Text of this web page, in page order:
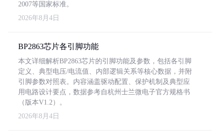
2007等国家标准。
2026年8月4日
BP2863芯片各引脚功能
本文详细解析BP2863芯片的引脚功能及参数，包括各引脚
定义、典型电压/电流值、内部逻辑关系等核心数据，并附
引脚参数对照表。内容涵盖驱动配置、保护机制及典型应
用电路设计要点，数据参考自杭州士兰微电子官方规格书
（版本V1.2）。
2026年8月4日